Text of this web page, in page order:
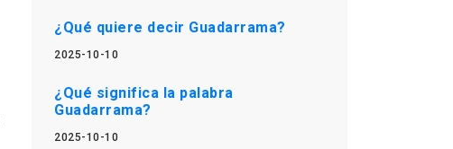
¿Qué quiere decir Guadarrama?
2025-10-10
¿Qué significa la palabra
Guadarrama?
2025-10-10